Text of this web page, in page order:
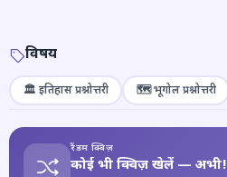
विषय
🏛️ इतिहास प्रश्नोत्तरी 🗺️ भूगोल प्रश्नोत्तरी
रैंडम क्विज़
कोई भी क्विज़ खेलें — अभी!